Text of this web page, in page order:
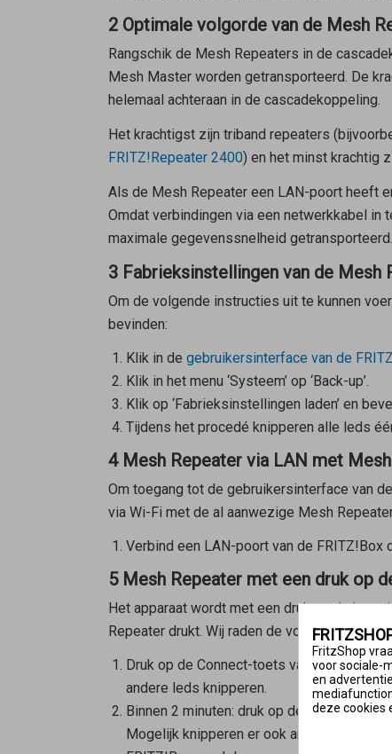
2 Optimale volgorde van de Mesh
Rangschik de Mesh Repeaters in de
Mesh Masterworden getransporteerd. De
helemaal achteraan in de cascadekoppeling.
Het krachtigst zijn triband repeaters
FRITZ!Repeater 2400) en het minst krachtig
Als de Mesh Repeatereen LAN-poort heeft
Omdat verbindingen via een netwerkkabel
maximale gegevenssnelheid getransporteerd.
3 Fabrieksinstellingen van de Mesh
Om de volgende instructies uit te kunnen
bevinden:
Klik in de gebruikersinterface van de
Klik in het menu ‘Systeem’ op ‘Back-up’.
Klik op ‘Fabrieksinstellingen laden’ en
Tijdens het procedé knipperen alle leds
4 Mesh Repeater via LAN met
Om toegang tot de gebruikersinterface van
via Wi-Fi met de al aanwezige Mesh
Verbind een LAN-poort van de FRITZ!Box
5 Mesh Repeater met een druk op
Het apparaat wordt met een druk op de
Repeaterdrukt. Wij raden de volgende
Druk op de Connect-toets van deMesh
andere leds knipperen.
Binnen 2 minuten: druk op de Connect-
Mogelijk knipperen er ook andere leds of
FritzShop
voor sociale-
en
deze cookies